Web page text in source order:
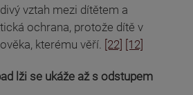
vztah mezi dítětem a
ochrana, protože dítě v
kterému věří. [22] [12]
lži se ukáže až s odstupem